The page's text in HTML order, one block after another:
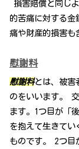
損害賠償と同じ
的苦痛に対する金
痛や財産的損害も
慰謝料
慰謝料とは、被害
のをいいます。
ます。1つ目が「
を抱えて生きてい
ものです。 2つ目